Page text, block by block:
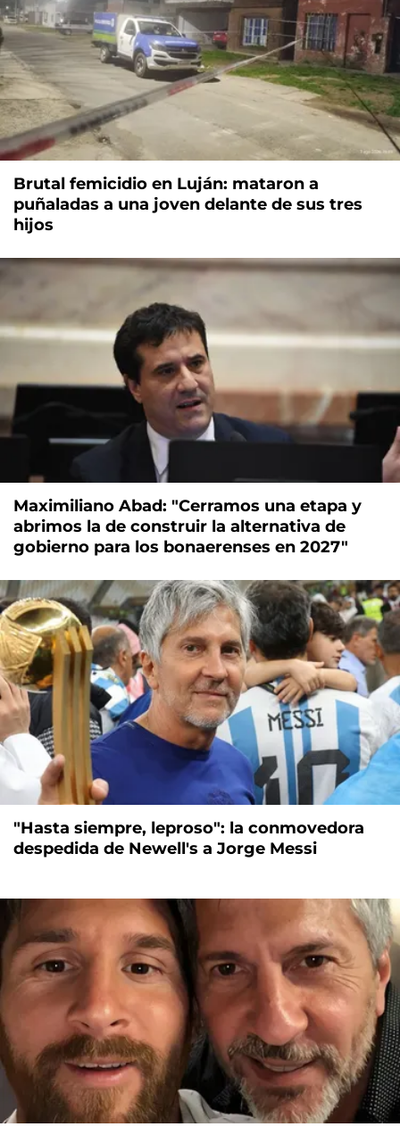
Brutal femicidio en Luján: mataron a
puñaladas a una joven delante de sus tres
hijos
Maximiliano Abad: "Cerramos una etapa y
abrimos la de construir la alternativa de
gobierno para los bonaerenses en 2027"
"Hasta siempre, leproso": la conmovedora
despedida de Newell's a Jorge Messi